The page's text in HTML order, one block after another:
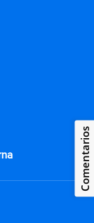
Comentarios